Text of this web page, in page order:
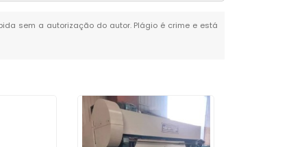
sem a autorização do autor. Plágio é crime e está